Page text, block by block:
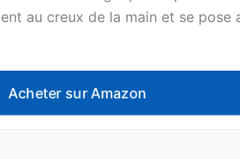
au creux de la main et se pose
une trousse.
Acheter sur Amazon